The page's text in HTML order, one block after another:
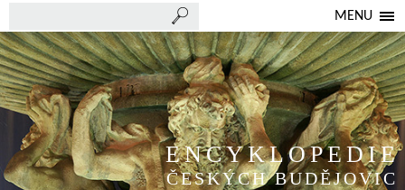
MENU
ENCYKLOPEDIE
ČESKÝCH BUDĚJOVIC